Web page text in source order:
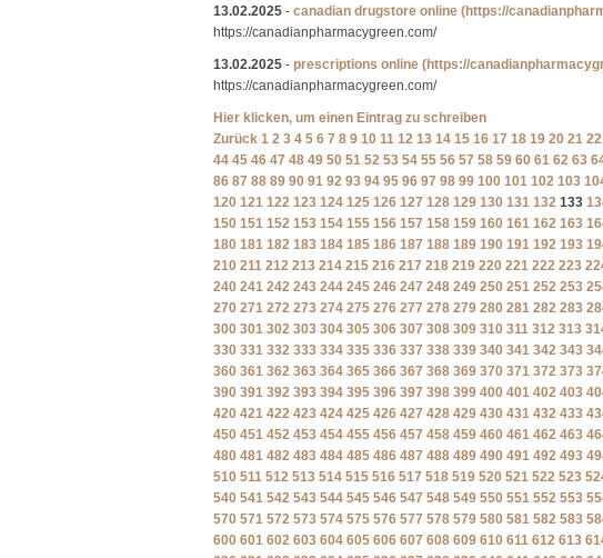
13.02.2025 - canadian drugstore online (https://
https://canadianpharmacygreen.com/
13.02.2025 - prescriptions online (https://
https://canadianpharmacygreen.com/
Hier klicken, um einen Eintrag zu schreiben
Zurück 1 2 3 4 5 6 7 8 9 10 11 12 13 14 15 16 17 18 19 20 21 22
44 45 46 47 48 49 50 51 52 53 54 55 56 57 58 59 60 61 62 63
86 87 88 89 90 91 92 93 94 95 96 97 98 99 100 101 102 103
120 121 122 123 124 125 126 127 128 129 130 131 132 133
150 151 152 153 154 155 156 157 158 159 160 161 162 163
180 181 182 183 184 185 186 187 188 189 190 191 192 193
210 211 212 213 214 215 216 217 218 219 220 221 222 223
240 241 242 243 244 245 246 247 248 249 250 251 252 253
270 271 272 273 274 275 276 277 278 279 280 281 282 283
300 301 302 303 304 305 306 307 308 309 310 311 312 313
330 331 332 333 334 335 336 337 338 339 340 341 342 343
360 361 362 363 364 365 366 367 368 369 370 371 372 373
390 391 392 393 394 395 396 397 398 399 400 401 402 403
420 421 422 423 424 425 426 427 428 429 430 431 432 433
450 451 452 453 454 455 456 457 458 459 460 461 462 463
480 481 482 483 484 485 486 487 488 489 490 491 492 493
510 511 512 513 514 515 516 517 518 519 520 521 522 523
540 541 542 543 544 545 546 547 548 549 550 551 552 553
570 571 572 573 574 575 576 577 578 579 580 581 582 583
600 601 602 603 604 605 606 607 608 609 610 611 612 613